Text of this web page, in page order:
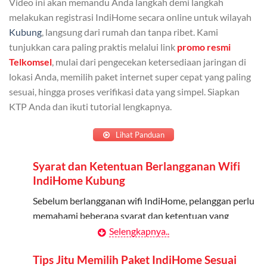
Admin dapat mendaftarkan hingga 5 anggota
keluarga atau teman untuk menggunakan kuota ini.
Berlaku Nasional
Kuota keluarga bisa digunakan di seluruh Indonesia
untuk jaringan 2G, 3G, dan 4G.
Kuota ini hanya bisa digunakan di dalam negeri.
Cara Menggunakan Kuota Keluarga
Daftarkan Anggota: Admin dapat mendaftarkan anggota
melalui aplikasi MyTelkomsel atau website Telkomsel One.
Bagikan Kuota: Setelah terdaftar, anggota bisa langsung
melakukan registrasi IndiHome secara online untuk wilayah
Kubung , langsung dari rumah dan tanpa ribet. Kami
tunjukkan cara paling praktis melalui link promo resmi
Telkomsel , mulai dari pengecekan ketersediaan jaringan di
lokasi Anda, memilih paket internet super cepat yang paling
sesuai, hingga proses verifikasi data yang simpel. Siapkan
KTP Anda dan ikuti tutorial lengkapnya.
Lihat Panduan
Syarat dan Ketentuan Berlangganan Wifi
IndiHome Kubung
Sebelum berlangganan wifi IndiHome, pelanggan perlu
memahami beberapa syarat dan ketentuan yang
Kontrak Berlangganan
Selengkapnya..
Tips Jitu Memilih Paket IndiHome Sesuai